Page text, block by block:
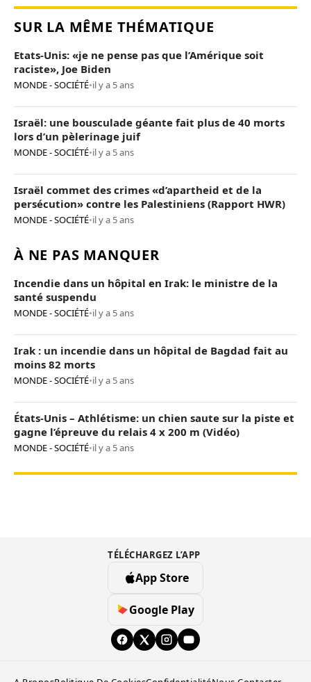
SUR LA MÊME THÉMATIQUE
Etats-Unis: «je ne pense pas que l’Amérique soit
raciste», Joe Biden
MONDE - SOCIÉTÉ•il y a 5 ans
Israël: une bousculade géante fait plus de 40 morts
lors d’un pèlerinage juif
MONDE - SOCIÉTÉ•il y a 5 ans
Israël commet des crimes «d’apartheid et de la
persécution» contre les Palestiniens (Rapport HWR)
MONDE - SOCIÉTÉ•il y a 5 ans
À NE PAS MANQUER
Incendie dans un hôpital en Irak: le ministre de la
santé suspendu
MONDE - SOCIÉTÉ•il y a 5 ans
Irak : un incendie dans un hôpital de Bagdad fait au
moins 82 morts
MONDE - SOCIÉTÉ•il y a 5 ans
États-Unis – Athlétisme: un chien saute sur la piste et
gagne l’épreuve du relais 4 x 200 m (Vidéo)
MONDE - SOCIÉTÉ•il y a 5 ans
TÉLÉCHARGEZ L’APP
App Store
Google Play